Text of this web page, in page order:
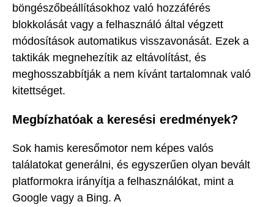
böngészőbeállításokhoz való hozzáférés
blokkolását vagy a felhasználó által végzett
módosítások automatikus visszavonását. Ezek a
taktikák megnehezítik az eltávolítást, és
meghosszabbítják a nem kívánt tartalomnak való
kitettséget.
Megbízhatóak a keresési eredmények?
Sok hamis keresőmotor nem képes valós
találatokat generálni, és egyszerűen olyan bevált
platformokra irányítja a felhasználókat, mint a
Google vagy a Bing. A